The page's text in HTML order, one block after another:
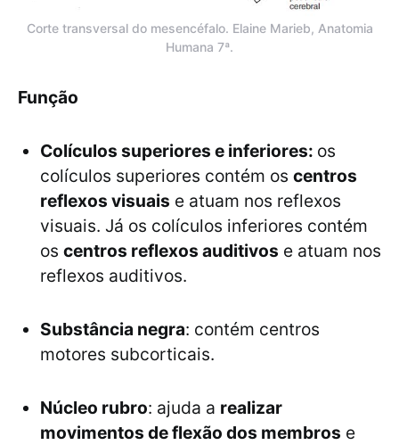
Corte transversal do mesencéfalo. Elaine Marieb, Anatomia
Humana 7ª.
Função
Colículos superiores e inferiores: os
colículos superiores contém os centros
reflexos visuais e atuam nos reflexos
visuais. Já os colículos inferiores contém
os centros reflexos auditivos e atuam nos
reflexos auditivos.
Substância negra: contém centros
motores subcorticais.
Núcleo rubro: ajuda a realizar
movimentos de flexão dos membros e